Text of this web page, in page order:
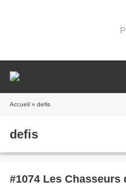
Accueil » defis
defis
#1074 Les